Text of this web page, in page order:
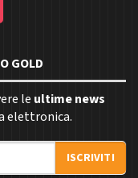
GOLD
le ultime news
elettronica.
ISCRIVITI